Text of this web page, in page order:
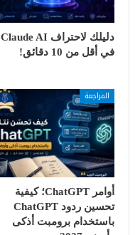
دليلك لاحتراف Claude AI
في أقل من 10 دقائق!
المراجعة
أوامر ChatGPT؛ كيفية
تحسين ردود ChatGPT
باستخدام برومبت أذكى